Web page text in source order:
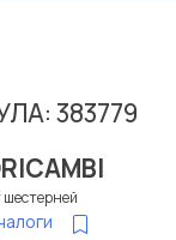
383779